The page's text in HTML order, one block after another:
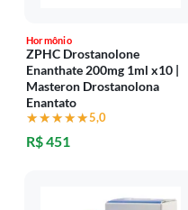
Hormônio
ZPHC Drostanolone
Enanthate 200mg 1ml x10 |
Masteron Drostanolona
Enantato
★★★★★
★★★★★5,0
R$ 451